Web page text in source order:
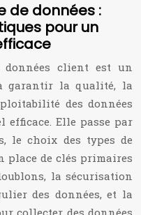
de données :
pour un
données client est un
garantir la qualité, la
des données
Elle passe par
le choix des types de
place de clés primaires
la sécurisation
des données, et la
collecter des données